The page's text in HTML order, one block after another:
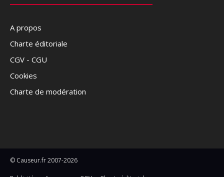
A propos
Charte éditoriale
CGV - CGU
Cookies
Charte de modération
© Causeur.fr 2007-2026